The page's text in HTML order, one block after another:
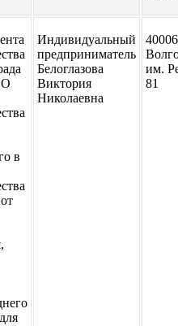
в
Индивидуальный
предприниматель
Белоглазова
Виктория
Николаевна
им.
81